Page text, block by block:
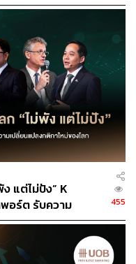
ปรับเพิ่มขึ้น
ที่ SET Index ปรับลดลง
ละกลยุทธ์การลงทุน:
โตเป็นบวกใน 1Q66TD
บธุรกิจ CVS, ตัวเลข
และตัวเลขหลัก
ติ 1Q66 จะเติบโต YoY
และ MAKRO และ
แต่ไม่ปัง” K
อร์ต รับความ
455